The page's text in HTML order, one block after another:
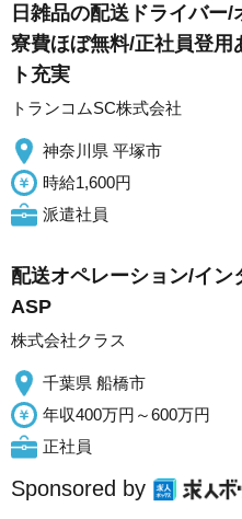
日雑品の配送ドライバー
寮費ほぼ無料/正社員登
ト充実
トランコムSC株式会社
神奈川県 平塚市
時給1,600円
派遣社員
配送オペレーション/イン
ASP
株式会社クラス
千葉県 船橋市
年収400万円～600万円
正社員
Sponsored by